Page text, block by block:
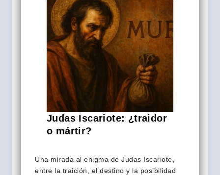
Judas Iscariote: ¿traidor
o mártir?
Una mirada al enigma de Judas Iscariote,
entre la traición, el destino y la posibilidad